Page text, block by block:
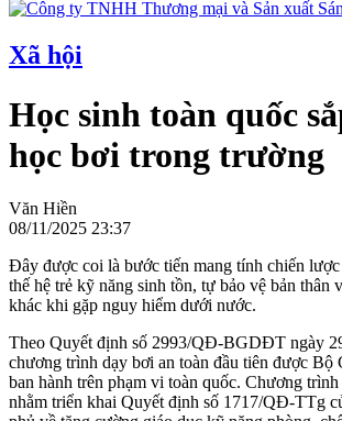
Xã hội
Học sinh toàn quốc
học bơi trong trường
Văn Hiền
08/11/2025 23:37
Đây được coi là bước tiến mang tính chiến
thế hệ trẻ kỹ năng sinh tồn, tự bảo vệ bản thân
khác khi gặp nguy hiểm dưới nước.
Theo Quyết định số 2993/QĐ-BGDĐT ngày
chương trình dạy bơi an toàn đầu tiên được Bộ
ban hành trên phạm vi toàn quốc. Chương
nhằm triển khai Quyết định số 1717/QĐ-TTg